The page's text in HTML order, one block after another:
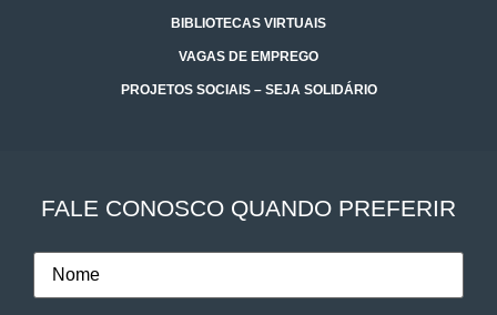
BIBLIOTECAS VIRTUAIS
VAGAS DE EMPREGO
PROJETOS SOCIAIS – SEJA SOLIDÁRIO
FALE CONOSCO QUANDO PREFERIR